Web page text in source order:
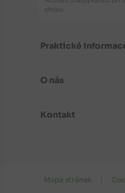
shopu.
Praktické
Časté dotazy
Doba zrání ovocných
O nás
Aktuality
Obchodní podmínky
Kontakt
Mapa stránek